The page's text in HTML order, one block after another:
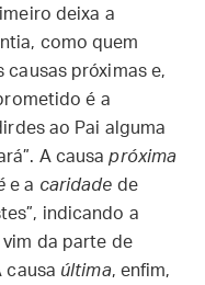
deixa a
como quem
próximas e,
é a
ao Pai alguma
A causapróxima
e a caridade de
indicando a
vim da parte de
causa última, enfim,